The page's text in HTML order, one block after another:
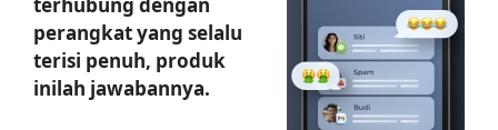
perangkat yang selalu
terisi penuh, produk
inilah jawabannya.